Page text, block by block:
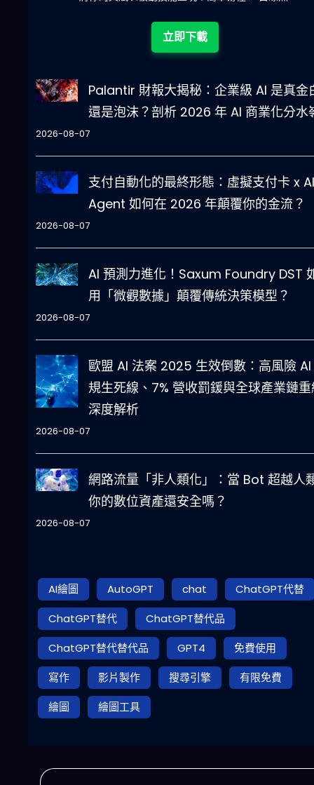
立即下載
Palantir 財報大揭秘：企業級 AI 是真金
還是泡沫？剖析 2026 年 AI 商業化分水
2026-08-07
支付自動化的最終形態：虛擬支付卡 x AI
Agent 如何在 2026 年顛覆你的金流？
2026-08-07
AI 預測力進化！Saxum Foundry DST
用「微觀數據」顛覆傳統決策模型？
2026-08-07
歐盟 AI 法案 2025 生效倒數：高風險
規生死線、7% 營收罰鍰與全球產業鏈
深度解析
2026-08-07
網路流量「非人類化」：當 Bot 超越人
你的數位資產還安全嗎？
2026-08-07
AI繪圖 AutoGPT chat
ChatGPT代替
ChatGPT替代
ChatGPT替代品
ChatGPT替代替代品
GPT4
免費使用
寫作
影片製作 搜尋引擎
有限免費
繪圖
繪圖工具